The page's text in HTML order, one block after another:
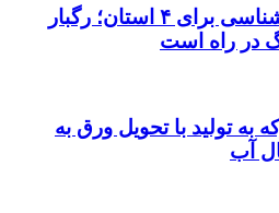
هشدار نارنجی هواشناسی برای ۴ استان؛ رگبار
در راه است
به تولید با تحویل ورق به
آب